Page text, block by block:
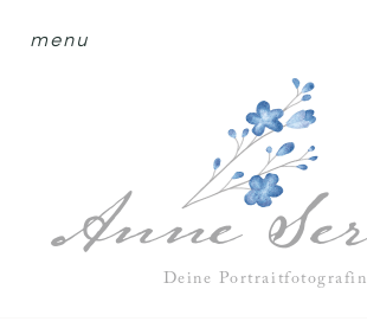
menu
Deine Portraitfotografin